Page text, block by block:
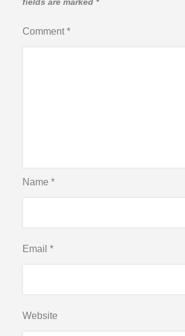
Comment*
Name*
Email*
Website